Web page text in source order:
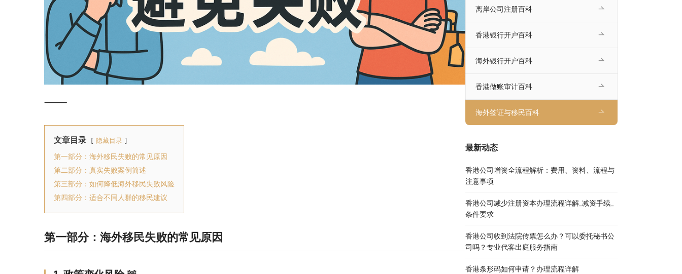
⸻
文章目录 隐藏目录
第一部分：海外移民失败的常见原因
第二部分：真实失败案例简述
第三部分：如何降低海外移民失败风险
第四部分：适合不同人群的移民建议
第一部分：海外移民失败的常见原因
离岸公司注册百科
香港银行开户百科
海外银行开户百科
香港做账审计百科
海外签证与移民百科
最新动态
香港公司增资全流程解析：费用、资料、流程与
注意事项
香港公司减少注册资本办理流程详解_减资手续_
条件要求
香港公司收到法院传票怎么办？可以委托秘书公
司吗？专业代客出庭服务指南
香港条形码如何申请？办理流程详解